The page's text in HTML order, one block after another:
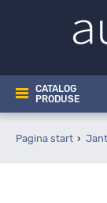
CATALOG
PRODUSE
Pagina start